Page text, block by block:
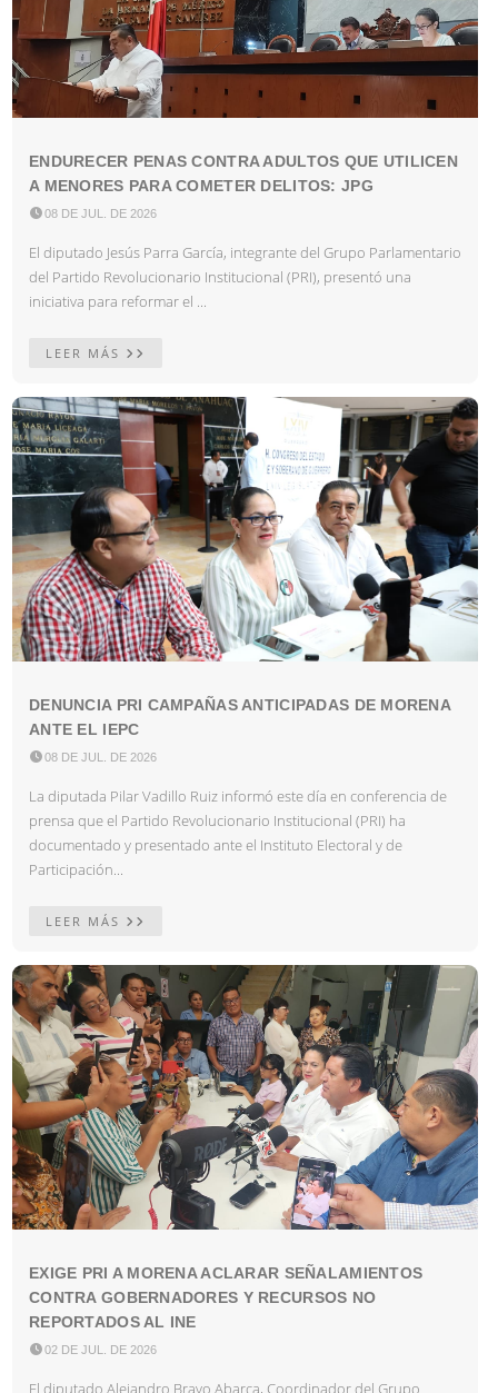
ENDURECER PENAS CONTRA ADULTOS QUE UTILICEN
A MENORES PARA COMETER DELITOS: JPG
08 DE JUL. DE 2026
El diputado Jesús Parra García, integrante del Grupo Parlamentario
del Partido Revolucionario Institucional (PRI), presentó una
iniciativa para reformar el ...
LEER MÁS
DENUNCIA PRI CAMPAÑAS ANTICIPADAS DE MORENA
ANTE EL IEPC
08 DE JUL. DE 2026
La diputada Pilar Vadillo Ruiz informó este día en conferencia de
prensa que el Partido Revolucionario Institucional (PRI) ha
documentado y presentado ante el Instituto Electoral y de
Participación...
LEER MÁS
EXIGE PRI A MORENA ACLARAR SEÑALAMIENTOS
CONTRA GOBERNADORES Y RECURSOS NO
REPORTADOS AL INE
02 DE JUL. DE 2026
El diputado Alejandro Bravo Abarca, Coordinador del Grupo